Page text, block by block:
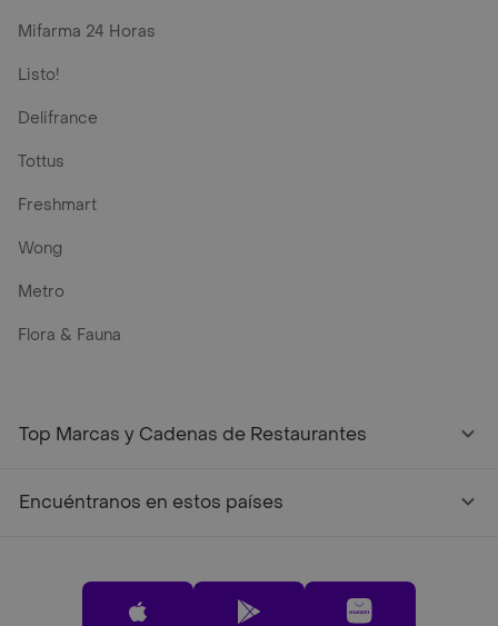
Mifarma 24 Horas
Listo!
Delifrance
Tottus
Freshmart
Wong
Metro
Flora & Fauna
Top Marcas y Cadenas de Restaurantes
Encuéntranos en estos países